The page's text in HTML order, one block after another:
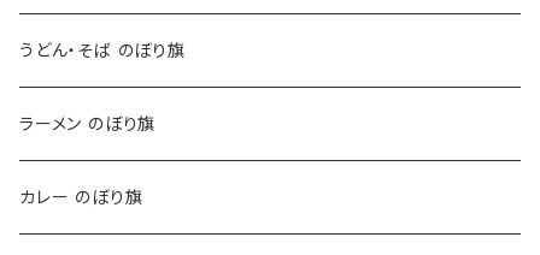
うどん・そば のぼり旗
ラーメン のぼり旗
カレー のぼり旗